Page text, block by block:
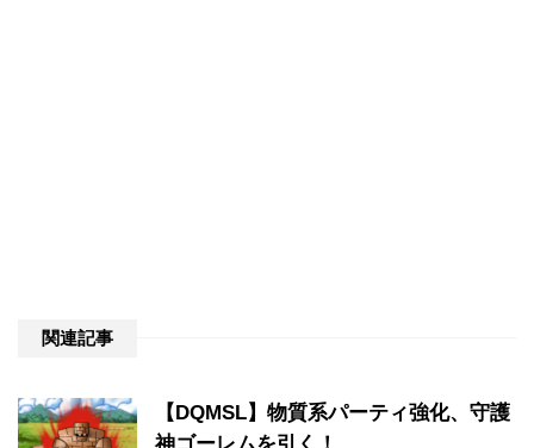
関連記事
【DQMSL】物質系パーティ強化、守護